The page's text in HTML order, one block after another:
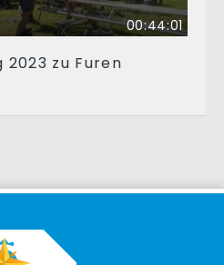
00:44:01
2023 zu Furen